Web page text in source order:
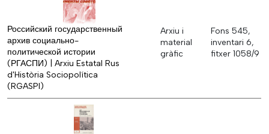
Российский государственный
архив социально-
политической истории
(РГАСПИ) | Arxiu Estatal Rus
d'Història Sociopolítica
(RGASPI)
Arxiu i
material
gràfic
Fons 545,
inventari 6,
fitxer 1058/9